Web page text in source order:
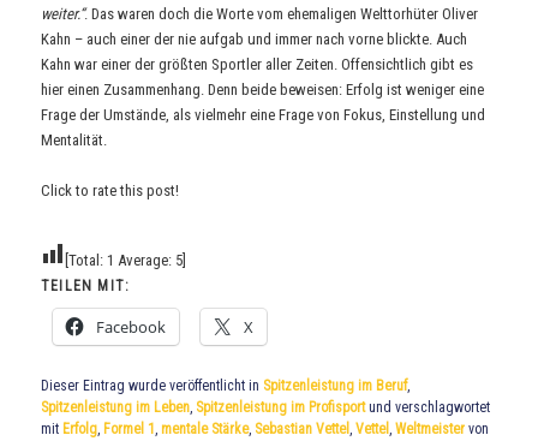
weiter.“. Das waren doch die Worte vom ehemaligen Welttorhüter Oliver
Kahn – auch einer der nie aufgab und immer nach vorne blickte. Auch
Kahn war einer der größten Sportler aller Zeiten. Offensichtlich gibt es
hier einen Zusammenhang. Denn beide beweisen: Erfolg ist weniger eine
Frage der Umstände, als vielmehr eine Frage von Fokus, Einstellung und
Mentalität.
Click to rate this post!
[Total:1 Average: 5
TEILEN MIT:
Facebook X
Dieser Eintrag wurde veröffentlicht in Spitzenleistung im Beruf,
Spitzenleistung im Leben, Spitzenleistung im Profisportund verschlagwortet
mit Erfolg, Formel 1,mentale Stärke, Sebastian Vettel,Vettel,Weltmeister von